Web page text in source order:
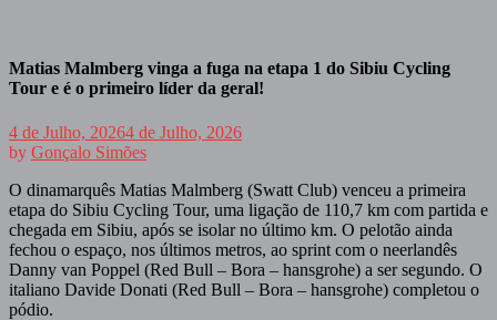
Matias Malmberg vinga a fuga na etapa 1 do Sibiu Cycling
Tour e é o primeiro líder da geral!
4 de Julho, 20264 de Julho, 2026
by Gonçalo Simões
O dinamarquês Matias Malmberg (Swatt Club) venceu a primeira
etapa do Sibiu Cycling Tour, uma ligação de 110,7 km com partida e
chegada em Sibiu, após se isolar no último km. O pelotão ainda
fechou o espaço, nos últimos metros, ao sprint com o neerlandês
Danny van Poppel (Red Bull – Bora – hansgrohe) a ser segundo. O
italiano Davide Donati (Red Bull – Bora – hansgrohe) completou o
pódio.